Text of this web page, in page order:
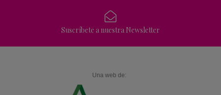
Suscríbete a nuestra Newsletter
Una web de: